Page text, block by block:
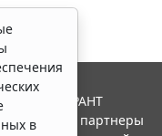
в
ГАРАНТ
и ее партнеры